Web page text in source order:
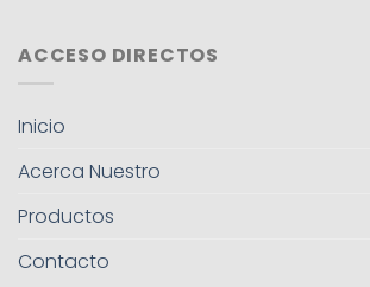
ACCESO DIRECTOS
Inicio
Acerca Nuestro
Productos
Contacto